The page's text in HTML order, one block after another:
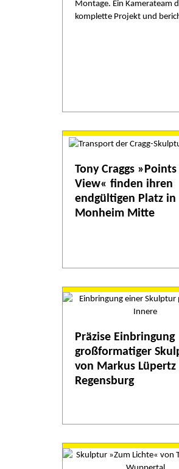
Montage. Ein Kamerateam
komplette Projekt und
Tony Craggs
View« finden ihren
endgültigen Platz in
Monheim Mitte
Präzise Einbringung
großformatiger
von Markus Lüpertz
Regensburg